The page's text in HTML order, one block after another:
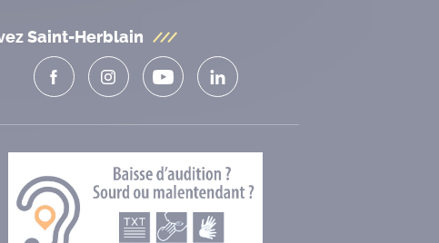
Saint-Herblain